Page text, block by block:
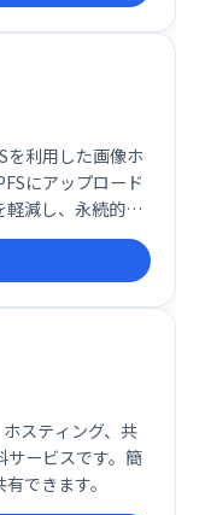
を利用した画像ホ
にアップロード
減し、永続的な
の心配もなく、安
スティング、共
サービスです。簡
できます。